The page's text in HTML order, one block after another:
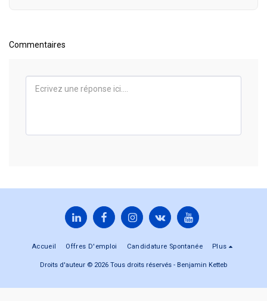
Commentaires
Accueil Offres D'emploi Candidature Spontanée Plus
Droits d'auteur © 2026 Tous droits réservés - Benjamin Ketteb